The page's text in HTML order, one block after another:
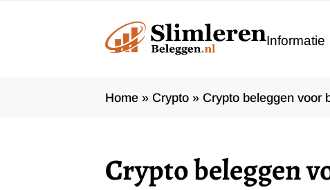
Informatie
Home » Crypto » Crypto beleggen voor
Crypto beleggen